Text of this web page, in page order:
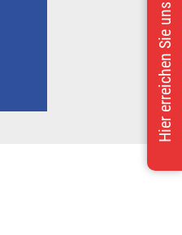
Hier erreichen Sie uns